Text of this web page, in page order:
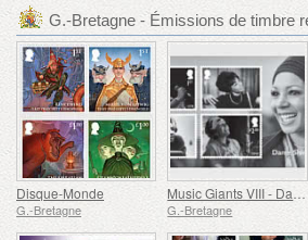
G.-Bretagne - Émissions de timbre
Disque-Monde
G.-Bretagne
Music Giants VIII - Dame Shirley Bassey
G.-Bretagne